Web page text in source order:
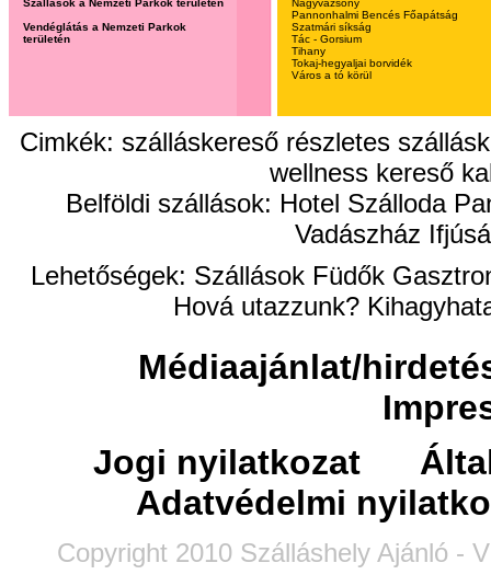
Szállások a Nemzeti Parkok területén
Vendéglátás a Nemzeti Parkok
területén
Nagyvázsony
Pannonhalmi Bencés Főapátság
Szatmári síkság
Tác - Gorsium
Tihany
Tokaj-hegyaljai borvidék
Város a tó körül
Cimkék: szálláskereső részletes
wellness kereső
Belföldi szállások: Hotel Szálloda
Vadászház
Lehetőségek: Szállások Füdők
Hová utazzunk?
Médiaajánlat/
Jogi nyilatkozat
Adatvédelmi
Copyright 2010 Szálláshely Ajánló -